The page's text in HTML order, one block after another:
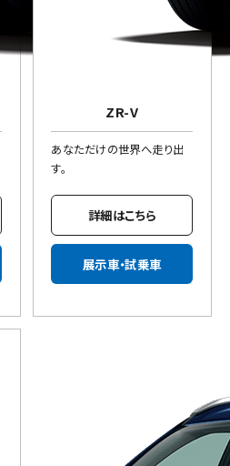
ZR-V
あなただけの世界へ走り出
す。
詳細はこちら
展示車・試乗車